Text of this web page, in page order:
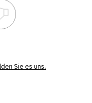
Sie es uns.